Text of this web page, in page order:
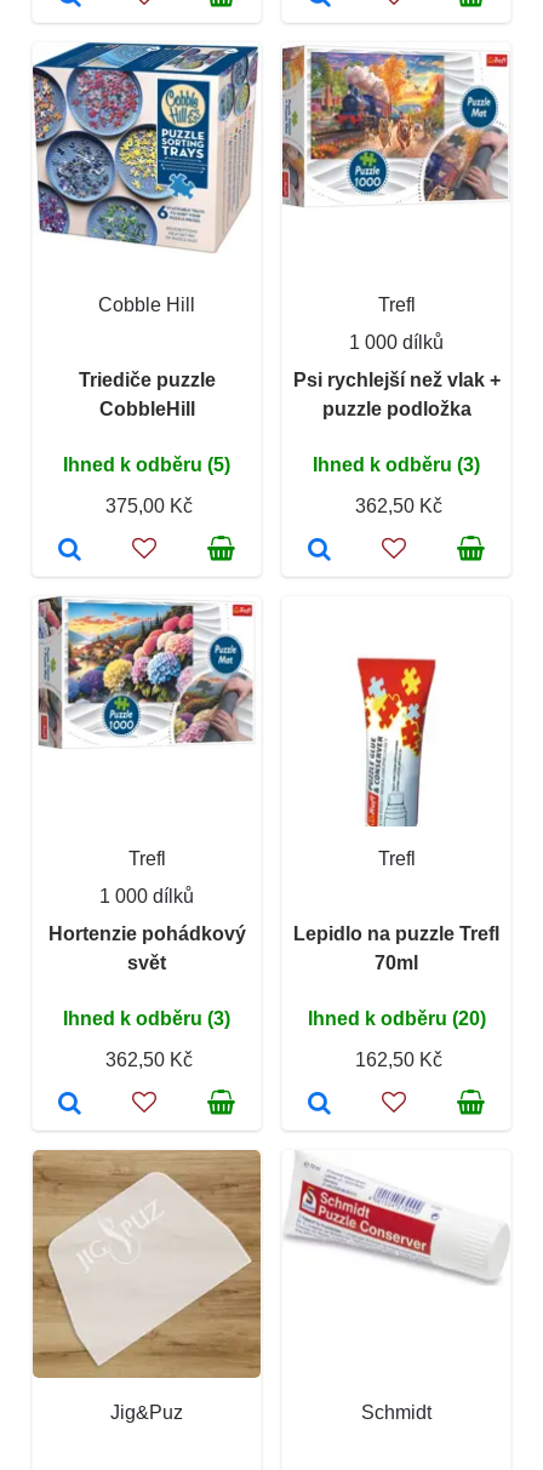
Cobble Hill
Triediče puzzle
CobbleHill
Ihned k odběru (5)
375,00 Kč
Trefl
1 000 dílků
Psi rychlejší než vlak +
puzzle podložka
Ihned k odběru (3)
362,50 Kč
Trefl
1 000 dílků
Hortenzie pohádkový
svět
Ihned k odběru (3)
362,50 Kč
Trefl
Lepidlo na puzzle Trefl
70ml
Ihned k odběru (20)
162,50 Kč
Jig&Puz Schmidt